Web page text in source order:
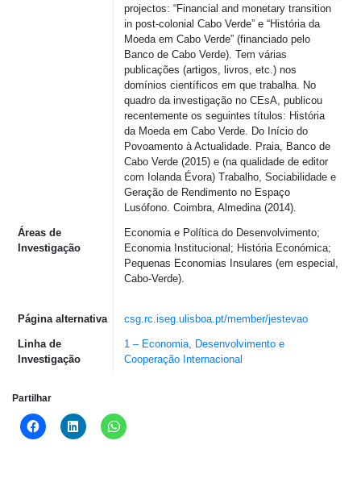
projectos: “Financial and monetary transition
in post-colonial Cabo Verde” e “História da
Moeda em Cabo Verde” (financiado pelo
Banco de Cabo Verde). Tem várias
publicações (artigos, livros, etc.) nos
domínios científicos em que trabalha. No
quadro da investigação no CEsA, publicou
recentemente os seguintes títulos: História
da Moeda em Cabo Verde. Do Início do
Povoamento à Actualidade. Praia, Banco de
Cabo Verde (2015) e (na qualidade de editor
com Iolanda Évora) Trabalho, Sociabilidade e
Geração de Rendimento no Espaço
Lusófono. Coimbra, Almedina (2014).
Áreas de
Investigação
Economia e Política do Desenvolvimento;
Economia Institucional; História Económica;
Pequenas Economias Insulares (em especial,
Cabo-Verde).
Página alternativa csg.rc.iseg.ulisboa.pt/member/jestevao
Linha de
Investigação
1 – Economia, Desenvolvimento e
Cooperação Internacional
Partilhar
Click
to
Click
to
Click
to